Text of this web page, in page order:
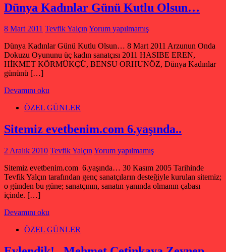
Dünya Kadınlar Günü Kutlu Olsun…
8 Mart 2011 Tevfik YalçınYorum yapılmamış
Dünya Kadınlar Günü Kutlu Olsun… 8 Mart 2011 Arzunun Onda
Dokuzu Oyununu üç kadın sanatçısı 2011 HASIBE EREN,
HİKMET KÖRMÜKÇÜ, BENSU ORHUNÖZ, Dünya Kadınlar
gününü […]
Devamını oku
ÖZEL GÜNLER
Sitemiz evetbenim.com 6.yaşında..
2 Aralık 2010 Tevfik Yalçın Yorum yapılmamış
Sitemiz evetbenim.com 6.yaşında… 30 Kasım 2005 Tarihinde
Tevfik Yalçın tarafından genç sanatçıların desteğiyle kurulan sitemiz;
o günden bu güne; sanatçının, sanatın yanında olmanın çabası
içinde. […]
Devamını oku
ÖZEL GÜNLER